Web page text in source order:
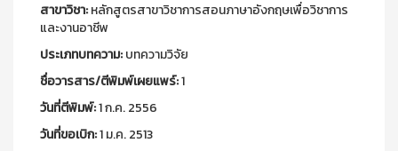
สาขาวิชา:หลักสูตรสาขาวิชาการสอนภาษาอังกฤษเพื่อวิชาการ
และงานอาชีพ
ประเภทบทความ:บทความวิจัย
ชื่อวารสาร/ตีพิมพ์เผยแพร์:1
วันที่ตีพิมพ์:1 ก.ค. 2556
วันที่ขอเบิก:1 ม.ค. 2513